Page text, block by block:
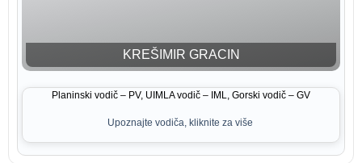
KREŠIMIR GRACIN
Planinski vodič – PV, UIMLA vodič – IML, Gorski vodič – GV
Upoznajte vodiča, kliknite za više